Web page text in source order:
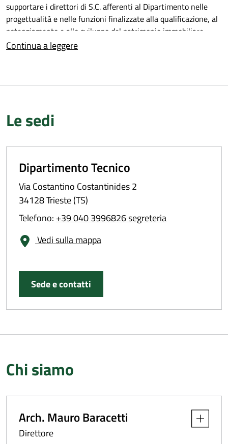
supportare i direttori di S.C. afferenti al Dipartimento nelle
progettualità e nelle funzioni finalizzate alla qualificazione, al
potenziamento e allo sviluppo del patrimonio immobiliare,
tecnologico e delle risorse informatiche.
Garantire il coordinamento e la gestione integrata dei budget
Contribuire alla valorizzazione, formazione e sviluppo delle
competenze del personale.
Continua a leggere
Le sedi
Dipartimento Tecnico
Via Costantino Costantinides 2
34128 Trieste (TS)
Telefono: +39 040 3996826 segreteria
Vedi sulla mappa
Sede e contatti
Chi siamo
Arch. Mauro Baracetti
Direttore
Apri